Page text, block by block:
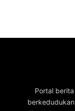
Portal